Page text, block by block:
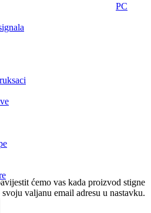
PC
ćemo vas kada proizvod stigne
valjanu email adresu u nastavku.